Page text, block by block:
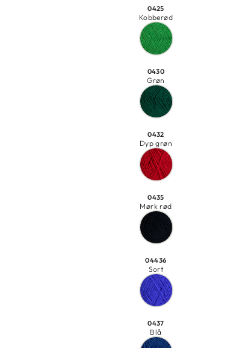
0425
Kobberød
0430
Grøn
0432
Dyp grøn
0435
Mørk rød
04436
Sort
0437
Blå